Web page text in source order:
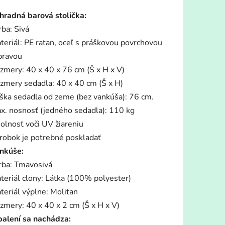
barová stolička:
Sivá
PE ratan, oceľ s práškovou povrchovou
40 x 40 x 76 cm (Š x H x V)
sedadla: 40 x 40 cm (Š x H)
sedadla od zeme (bez vankúša): 76 cm.
nosnosť (jedného sedadla): 110 kg
voči UV žiareniu
je potrebné poskladať
Tmavosivá
clony: Látka (100% polyester)
výplne: Molitan
40 x 40 x 2 cm (Š x H x V)
sa nachádza: